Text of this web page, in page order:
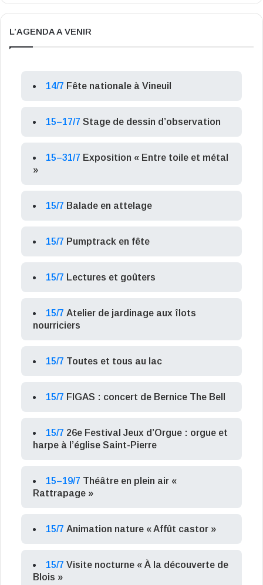
L’AGENDA A VENIR
14/7 Fête nationale à Vineuil
15–17/7 Stage de dessin d’observation
15–31/7 Exposition « Entre toile et métal
»
15/7 Balade en attelage
15/7 Pumptrack en fête
15/7 Lectures et goûters
15/7 Atelier de jardinage aux îlots
nourriciers
15/7 Toutes et tous au lac
15/7 FIGAS : concert de Bernice The Bell
15/7 26e Festival Jeux d’Orgue : orgue et
harpe à l’église Saint-Pierre
15–19/7 Théâtre en plein air «
Rattrapage »
15/7 Animation nature « Affût castor »
15/7 Visite nocturne « À la découverte de
Blois »